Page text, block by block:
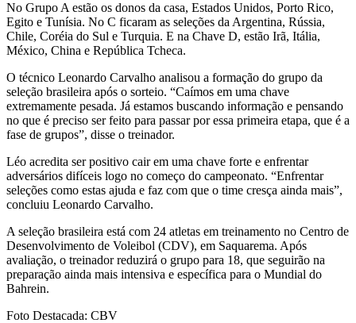
No Grupo A estão os donos da casa, Estados Unidos, Porto Rico,
Egito e Tunísia. No C ficaram as seleções da Argentina, Rússia,
Chile, Coréia do Sul e Turquia. E na Chave D, estão Irã, Itália,
México, China e República Tcheca.
O técnico Leonardo Carvalho analisou a formação do grupo da
seleção brasileira após o sorteio. “Caímos em uma chave
extremamente pesada. Já estamos buscando informação e pensando
no que é preciso ser feito para passar por essa primeira etapa, que é a
fase de grupos”, disse o treinador.
Léo acredita ser positivo cair em uma chave forte e enfrentar
adversários difíceis logo no começo do campeonato. “Enfrentar
seleções como estas ajuda e faz com que o time cresça ainda mais”,
concluiu Leonardo Carvalho.
A seleção brasileira está com 24 atletas em treinamento no Centro de
Desenvolvimento de Voleibol (CDV), em Saquarema. Após
avaliação, o treinador reduzirá o grupo para 18, que seguirão na
preparação ainda mais intensiva e específica para o Mundial do
Bahrein.
Foto Destacada: CBV